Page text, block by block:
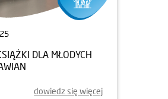
DLA MŁODYCH
dowiedz się więcej